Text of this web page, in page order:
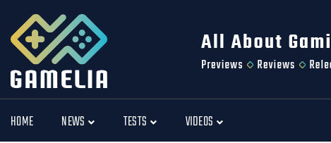
HOME NEWS TESTS VIDEOS